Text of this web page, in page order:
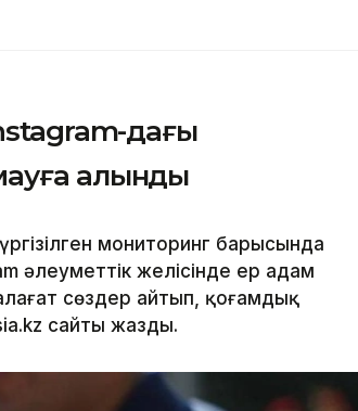
дағы
алынды
мониторинг барысында
әлеуметтік желісінде ер адам
сөздер айтып, қоғамдық
сайты жазды.